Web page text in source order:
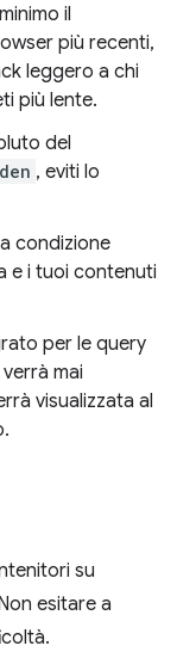
il
più recenti,
leggero a chi
più lente.
del
, eviti lo
condizione
e i tuoi contenuti
per le query
mai
visualizzata al
su
esitare a